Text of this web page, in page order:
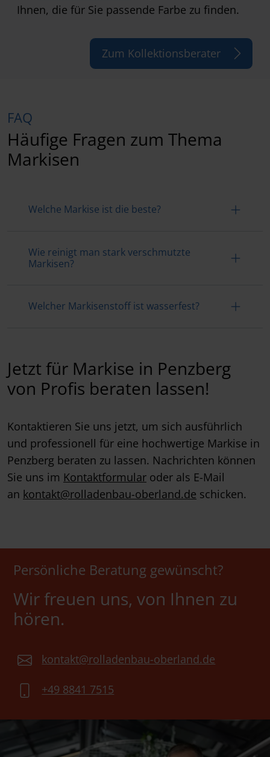
Ihnen, die für Sie passende Farbe zu finden.
Zum Kollektionsberater
FAQ
Häufige Fragen zum Thema
Markisen
Welche Markise ist die beste?
Wie reinigt man stark verschmutzte
Markisen?
Welcher Markisenstoff ist wasserfest?
Jetzt für Markise in Penzberg
von Profis beraten lassen!
Kontaktieren Sie uns jetzt, um sich ausführlich
und professionell für eine hochwertige Markise in
Penzberg beraten zu lassen. Nachrichten können
Sie uns im Kontaktformular oder als E-Mail
an kontakt@rolladenbau-oberland.de schicken.
Persönliche Beratung gewünscht?
Wir freuen uns, von Ihnen zu
hören.
kontakt@rolladenbau-oberland.de
+49 8841 7515